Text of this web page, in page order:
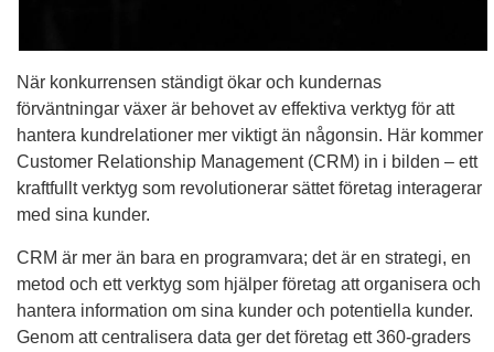
När konkurrensen ständigt ökar och kundernas
förväntningar växer är behovet av effektiva verktyg för att
hantera kundrelationer mer viktigt än någonsin. Här kommer
Customer Relationship Management (CRM) in i bilden – ett
kraftfullt verktyg som revolutionerar sättet företag interagerar
med sina kunder.
CRM är mer än bara en programvara; det är en strategi, en
metod och ett verktyg som hjälper företag att organisera och
hantera information om sina kunder och potentiella kunder.
Genom att centralisera data ger det företag ett 360-graders